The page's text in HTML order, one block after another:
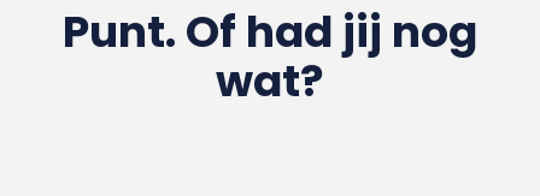
Punt. Of had jij nog
wat?